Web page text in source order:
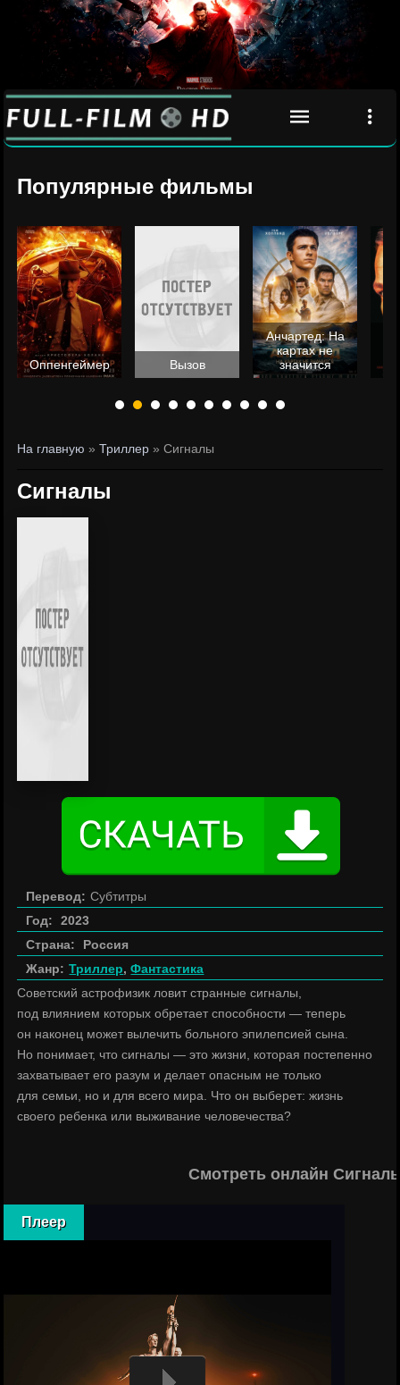
Популярные фильмы
Оппенгеймер Вызов
Анчартед: На
картах не
значится
На главную »Триллер » Сигналы
Сигналы
Перевод: Субтитры
Год:
2023
Страна:
Россия
Жанр: Триллер,Фантастика
Советский астрофизик ловит странные сигналы,
под влиянием которых обретает способности — теперь
он наконец может вылечить больного эпилепсией сына.
Но понимает, что сигналы — это жизни, которая постепенно
захватывает его разум и делает опасным не только
для семьи, но и для всего мира. Что он выберет: жизнь
своего ребенка или выживание человечества?
Смотреть онлайн
Плеер